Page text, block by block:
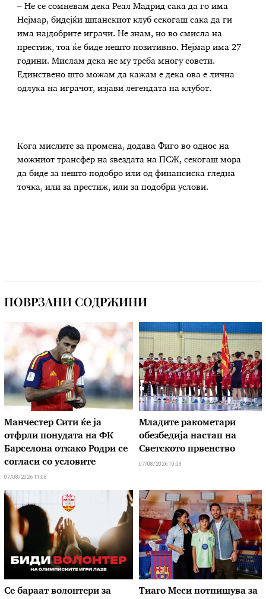
– Не се сомневам дека Реал Мадрид сака да го има
Нејмар, бидејќи шпанскиот клуб секогаш сака да ги
има најдобрите играчи. Не знам, но во смисла на
престиж, тоа ќе биде нешто позитивно. Нејмар има 27
години. Мислам дека не му треба многу совети.
Единствено што можам да кажам е дека ова е лична
одлука на играчот, изјави легендата на клубот.
Кога мислите за промена, додава Фиго во однос на
можниот трансфер на ѕвездата на ПСЖ, секогаш мора
да биде за нешто подобро или од финансиска гледна
точка, или за престиж, или за подобри услови.
ПОВРЗАНИ СОДРЖИНИ
Манчестер Сити ќе ја
отфрли понудата на ФК
Барселона откако Родри се
согласи со условите
07/08/2026 11:08
Младите ракометари
обезбедија настап на
Светското првенство
07/08/2026 10:08
Се бараат волонтери за
Тиаго Меси потпишува за